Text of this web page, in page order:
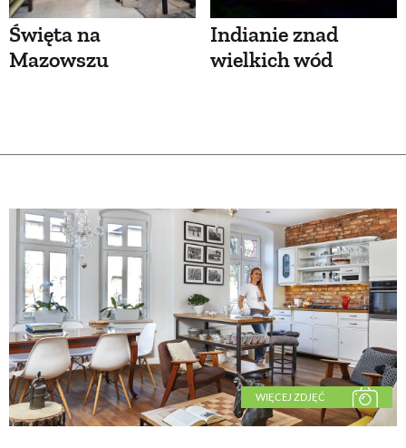
Święta na
Mazowszu
Indianie znad
wielkich wód
WIĘCEJ ZDJĘĆ